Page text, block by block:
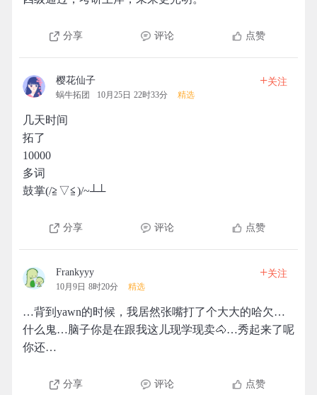
分享 评论 点赞
樱花仙子
蜗牛拓团 10月25日 22时33分 精选
+关注
几天时间
拓了
10000
多词
鼓掌(/≧▽≦)/~┴┴
分享 评论 点赞
Frankyyy
10月9日 8时20分 精选
+关注
…背到yawn的时候，我居然张嘴打了个大大的哈欠…
什么鬼…脑子你是在跟我这儿现学现卖🐴…秀起来了呢
你还…
分享 评论 点赞